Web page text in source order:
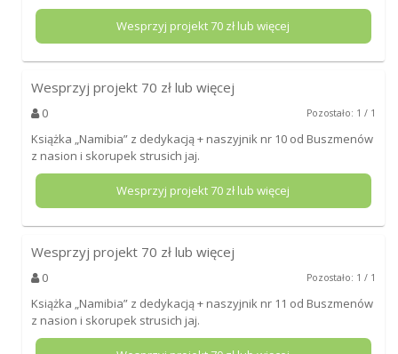
Wesprzyj projekt70 zł lub więcej
Wesprzyj projekt 70 zł lub więcej
0 Pozostało: 1 / 1
Książka „Namibia” z dedykacją + naszyjnik nr 10 od Buszmenów
z nasion i skorupek strusich jaj.
Wesprzyj projekt70 zł lub więcej
Wesprzyj projekt 70 zł lub więcej
0 Pozostało: 1 / 1
Książka „Namibia” z dedykacją + naszyjnik nr 11 od Buszmenów
z nasion i skorupek strusich jaj.